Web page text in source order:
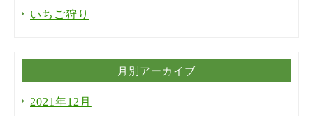
いちご狩り
月別アーカイブ
2021年12月